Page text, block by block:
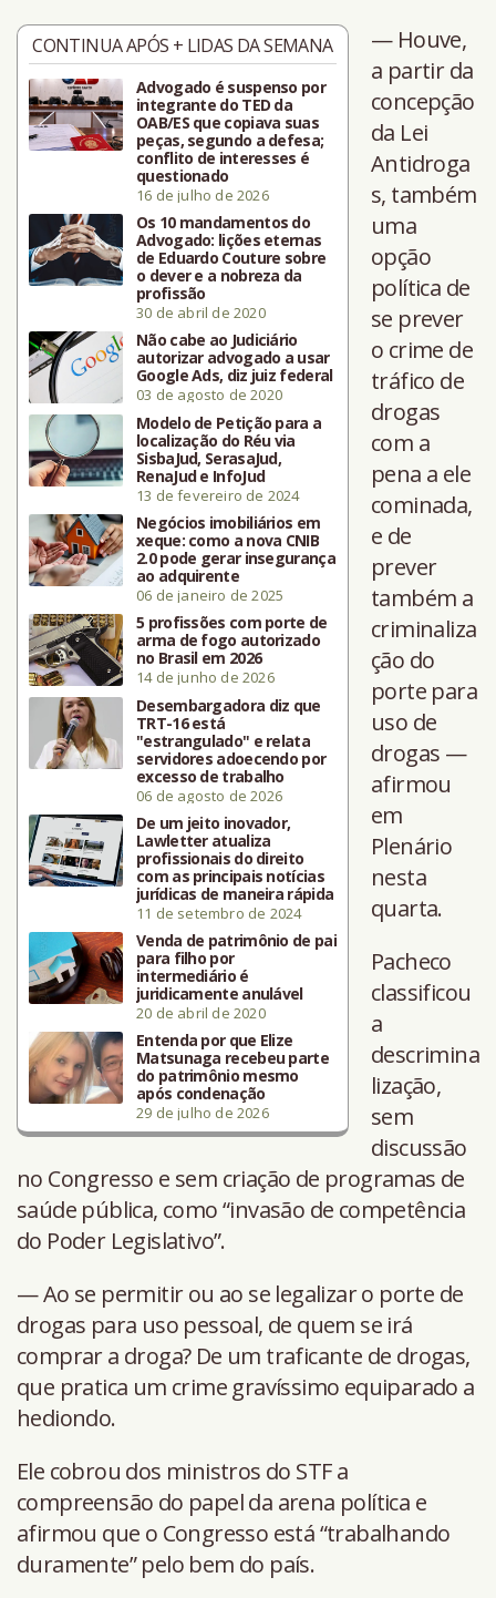
CONTINUA APÓS + LIDAS DA SEMANA
Advogado é suspenso por
integrante do TED da
OAB/ES que copiava suas
peças, segundo a defesa;
conflito de interesses é
questionado
16 de julho de 2026
Os 10 mandamentos do
Advogado: lições eternas
de Eduardo Couture sobre
o dever e a nobreza da
profissão
30 de abril de 2020
Não cabe ao Judiciário
autorizar advogado a usar
Google Ads, diz juiz federal
03 de agosto de 2020
Modelo de Petição para a
localização do Réu via
SisbaJud, SerasaJud,
RenaJud e InfoJud
13 de fevereiro de 2024
Negócios imobiliários em
xeque: como a nova CNIB
2.0 pode gerar insegurança
ao adquirente
06 de janeiro de 2025
5 profissões com porte de
arma de fogo autorizado
no Brasil em 2026
14 de junho de 2026
Desembargadora diz que
TRT-16 está
"estrangulado" e relata
servidores adoecendo por
excesso de trabalho
06 de agosto de 2026
De um jeito inovador,
Lawletter atualiza
profissionais do direito
com as principais notícias
jurídicas de maneira rápida
11 de setembro de 2024
Venda de patrimônio de pai
para filho por
intermediário é
juridicamente anulável
20 de abril de 2020
Entenda por que Elize
Matsunaga recebeu parte
do patrimônio mesmo
após condenação
29 de julho de 2026
— Houve,
a partir da
concepção
da Lei
Antidroga
s, também
uma
opção
política de
se prever
o crime de
tráfico de
drogas
com a
pena a ele
cominada,
e de
prever
também a
criminaliza
ção do
porte para
uso de
drogas —
afirmou
em
Plenário
nesta
quarta.
Pacheco
classificou
a
descrimina
lização,
sem
discussão
no Congresso e sem criação de programas de
saúde pública, como “invasão de competência
do Poder Legislativo”.
— Ao se permitir ou ao se legalizar o porte de
drogas para uso pessoal, de quem se irá
comprar a droga? De um traficante de drogas,
que pratica um crime gravíssimo equiparado a
hediondo.
Ele cobrou dos ministros do STF a
compreensão do papel da arena política e
afirmou que o Congresso está “trabalhando
duramente” pelo bem do país.